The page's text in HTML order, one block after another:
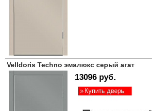
Velldoris Techno эмалюкс серый агат
13096 руб.
Купить дверь